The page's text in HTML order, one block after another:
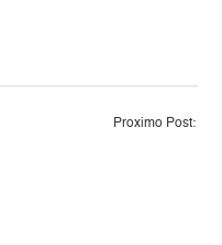
Proximo Post: